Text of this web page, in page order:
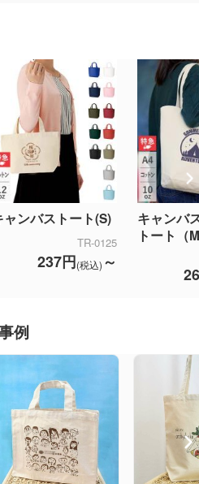
ャンバストート(S)
TR-0125
237円(税込) ～
キャンバ
トート（
例